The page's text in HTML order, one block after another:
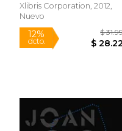
Xlibris Corporation, 2012,
Nuevo